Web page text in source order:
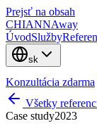
Prejsť na obsah
CHIANNAway
ÚvodSlužby
sk
Konzultácia zdarma
Všetky
Case study2023